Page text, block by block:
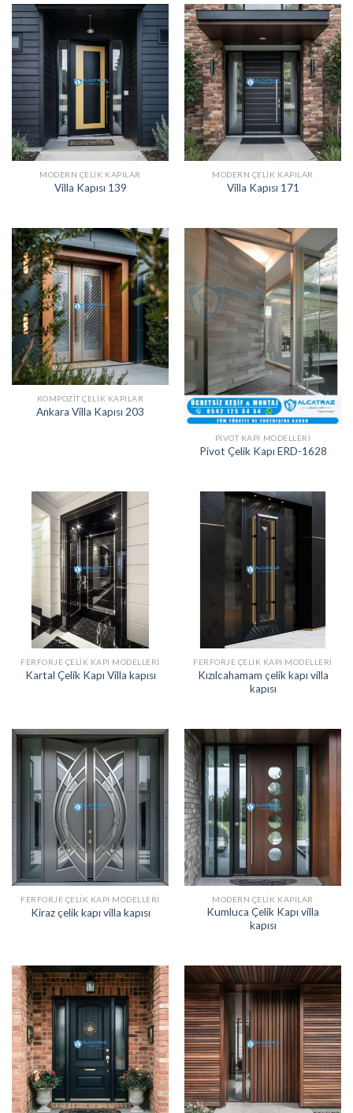
MODERN ÇELIK KAPILAR
Villa Kapısı 139
MODERN ÇELIK KAPILAR
Villa Kapısı 171
KOMPOZIT ÇELIK KAPILAR
Ankara Villa Kapısı 203
PIVOT KAPI MODELLERI
Pivot Çelik Kapı ERD-1628
FERFORJE ÇELIK KAPI MODELLERI
Kartal Çelik Kapı Villa kapısı
FERFORJE ÇELIK KAPI MODELLERI
Kızılcahamam çelik kapı villa
kapısı
FERFORJE ÇELIK KAPI MODELLERI
Kiraz çelik kapı villa kapısı
MODERN ÇELIK KAPILAR
Kumluca Çelik Kapı villa
kapısı